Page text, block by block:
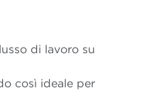
di lavoro su
così ideale per